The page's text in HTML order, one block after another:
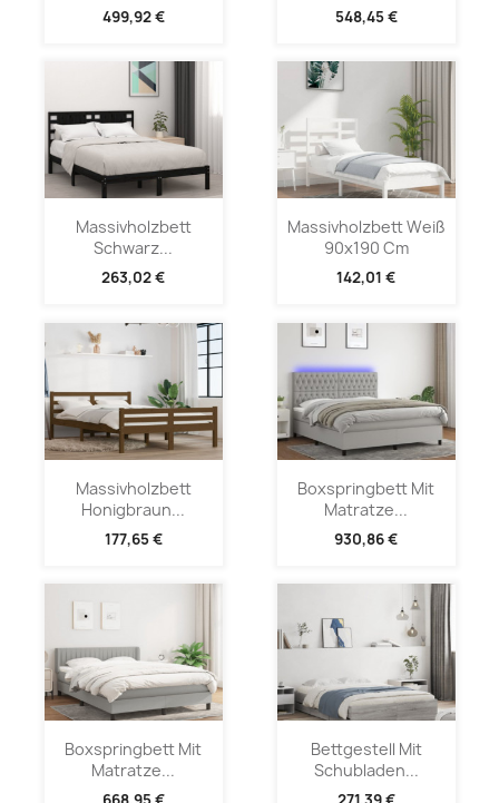
499,92 € 548,45 €
Massivholzbett
Schwarz...
263,02 €
Massivholzbett Weiß
90x190 Cm
142,01 €
Massivholzbett
Honigbraun...
177,65 €
Boxspringbett Mit
Matratze...
930,86 €
Boxspringbett Mit
Matratze...
Bettgestell Mit
Schubladen...